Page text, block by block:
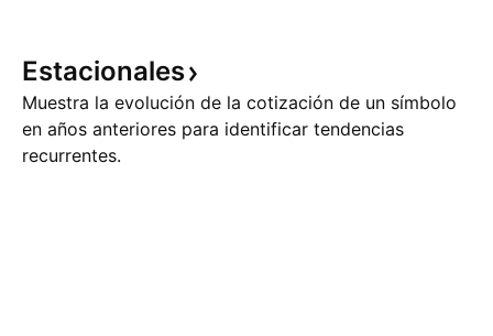
Estacionales
Muestra la evolución de la cotización de un símbolo
en años anteriores para identificar tendencias
recurrentes.